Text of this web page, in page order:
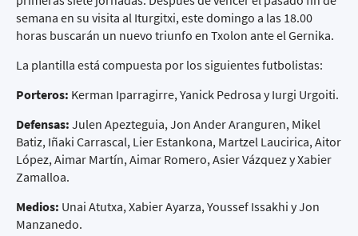
semana en su visita al Iturgitxi, este domingo a las 18.00
horas buscarán un nuevo triunfo en Txolon ante el Gernika.
La plantilla está compuesta por los siguientes futbolistas:
Porteros: Kerman Iparragirre, Yanick Pedrosa y Iurgi Urgoiti.
Defensas: Julen Apezteguia, Jon Ander Aranguren, Mikel
Batiz, Iñaki Carrascal, Lier Estankona, Martzel Laucirica, Aitor
López, Aimar Martín, Aimar Romero, Asier Vázquez y Xabier
Zamalloa.
Medios: Unai Atutxa, Xabier Ayarza, Youssef Issakhi y Jon
Manzanedo.